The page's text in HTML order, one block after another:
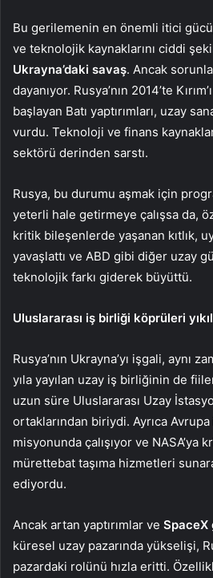
Bu gerilemenin en önemli itici
ve teknolojik kaynaklarını ciddi
Ukrayna’daki savaş. Ancak
dayanıyor. Rusya’nın 2014’te
başlayan Batı yaptırımları, uzay
vurdu. Teknoloji ve finans
sektörü derinden sarstı.
Rusya, bu durumu aşmak için
yeterli hale getirmeye çalışsa da,
kritik bileşenlerde yaşanan kıtlık,
yavaşlattı ve ABD gibi diğer uzay
teknolojik farkı giderek büyüttü.
Uluslararası iş birliği köprüleri
Rusya’nın Ukrayna’yı işgali, aynı
yıla yayılan uzay iş birliğinin de
uzun süre Uluslararası Uzay
ortaklarından biriydi. Ayrıca
misyonunda çalışıyor ve NASA’ya
mürettebat taşıma hizmetleri
ediyordu.
Ancak artan yaptırımlar ve
küresel uzay pazarında yükselişi,
pazardaki rolünü hızla eritti.